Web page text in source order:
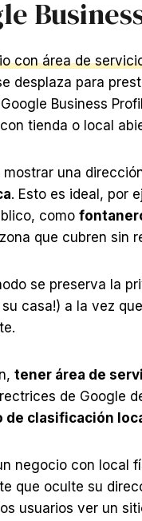
con área de
desplaza para
Business
tienda o local
mostrar una
. Esto es ideal, por
como
que cubren sin
se preserva la
casa!) a la vez
tener área de
de Google
de clasificación
negocio con local
que oculte su
usuarios ver un